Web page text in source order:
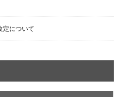
定について